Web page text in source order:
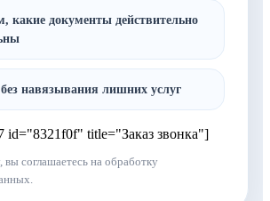
какие документы действительно
навязывания лишних услуг
id="8321f0f" title="Заказ звонка"]
соглашаетесь на обработку